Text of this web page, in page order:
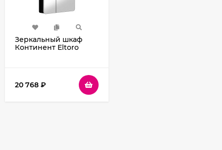
Зеркальный шкаф
Континент Eltoro
20 768 ₽